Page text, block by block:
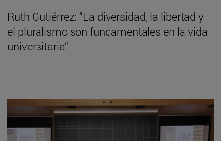
Ruth Gutiérrez: “La diversidad, la libertad y
el pluralismo son fundamentales en la vida
universitaria”